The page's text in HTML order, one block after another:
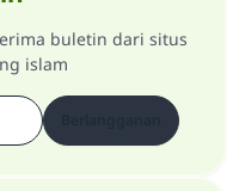
buletin dari situs
islam